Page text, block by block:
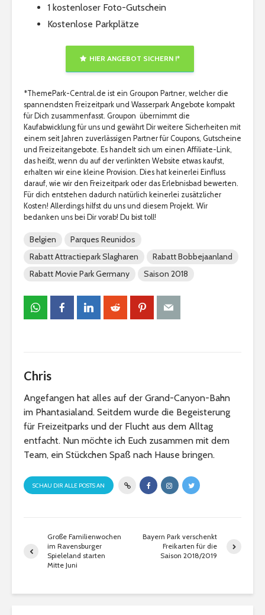
1 kostenloser Foto-Gutschein
Kostenlose Parkplätze
HIER ANGEBOT SICHERN !*
*ThemePark-Central.de ist ein Groupon Partner, welcher die
spannendsten Freizeitpark und Wasserpark Angebote kompakt
für Dich zusammenfasst. Groupon übernimmt die
Kaufabwicklung für uns und gewährt Dir weitere Sicherheiten mit
einem seit Jahren zuverlässigen Partner für Coupons, Gutscheine
und Freizeitangebote. Es handelt sich um einen Affiliate-Link,
das heißt, wenn du auf der verlinkten Website etwas kaufst,
erhalten wir eine kleine Provision. Dies hat keinerlei Einfluss
darauf, wie wir den Freizeitpark oder das Erlebnisbad bewerten.
Für dich entstehen dadurch natürlich keinerlei zusätzlicher
Kosten! Allerdings hilfst du uns und diesem Projekt. Wir
bedanken uns bei Dir vorab! Du bist toll!
Belgien
Parques Reunidos
Rabatt Attractiepark Slagharen
Rabatt Bobbejaanland
Rabatt Movie Park Germany
Saison 2018
Chris
Angefangen hat alles auf der Grand-Canyon-Bahn
im Phantasialand. Seitdem wurde die Begeisterung
für Freizeitparks und der Flucht aus dem Alltag
entfacht. Nun möchte ich Euch zusammen mit dem
Team, ein Stückchen Spaß nach Hause bringen.
SCHAU DIR ALLE POSTS AN
Große Familienwochen
im Ravensburger
Spieleland starten
Mitte Juni
Bayern Park verschenkt
Freikarten für die
Saison 2018/2019